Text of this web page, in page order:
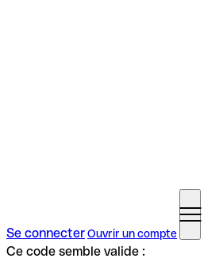
Se connecterOuvrir un compte
Ce code semble valide :